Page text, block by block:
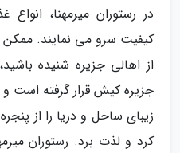
در رستوران میرمهنا، انواع
کیفیت سرو می نمایند. ممکن
از اهالی جزیره شنیده
جزیره کیش قرار گرفته است
زیبای ساحل و دریا را از
کرد و لذت برد. رستوران